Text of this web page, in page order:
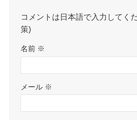
コメントは日本語で入力してく
策)
名前 ※
メール ※